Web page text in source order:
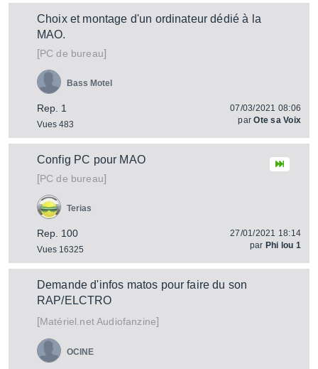
Choix et montage d'un ordinateur dédié à la
MAO.
[PC de bureau]
Rep. 1
Vues 483
Bass Motel
07/03/2021 08:06
parOte sa Voix
Config PC pour MAO
[PC de bureau]
Rep. 100
Vues 16325
Terias
27/01/2021 18:14
par Phi lou 1
Demande d'infos matos pour faire du son
RAP/ELCTRO
[Matériel.netAudiofanzine]
OCINE